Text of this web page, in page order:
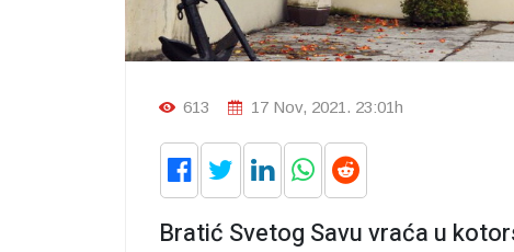
613 17 Nov, 2021. 23:01h
Bratić Svetog Savu vraća u